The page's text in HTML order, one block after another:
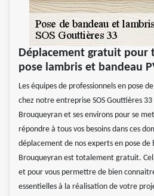
Déplacement gratuit pour
pose lambris et bandeau
Les équipes de professionnels en pose
chez notre entreprise SOS Gouttières
Brouqueyran et ses environs pour se
répondre à tous vos besoins dans ces
déplacement de nos experts en pose de
Brouqueyran est totalement gratuit.
et pour vous permettre de bien
essentielles à la réalisation de votre